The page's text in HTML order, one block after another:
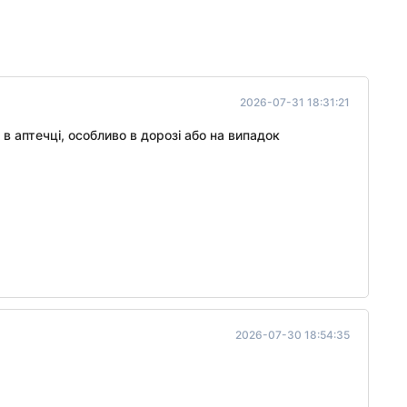
2026-07-31 18:31:21
особливо в дорозі або на випадок
2026-07-30 18:54:35